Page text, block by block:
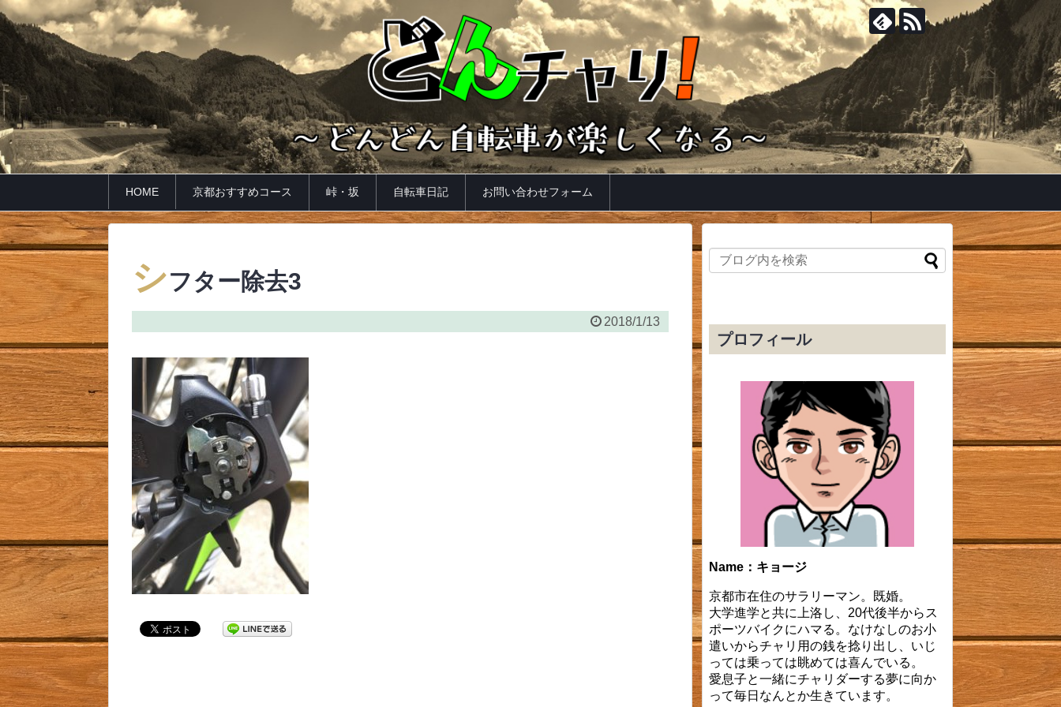
HOME 京都おすすめコース 峠・坂 自転車日記 お問い合わせフォーム
シフター除去3
2018/1/13
プロフィール
Name：キョージ
京都市在住のサラリーマン。既婚。
大学進学と共に上洛し、20代後半からス
ポーツバイクにハマる。なけなしのお小
遣いからチャリ用の銭を捻り出し、いじ
っては乗っては眺めては喜んでいる。
愛息子と一緒にチャリダーする夢に向か
って毎日なんとか生きています。